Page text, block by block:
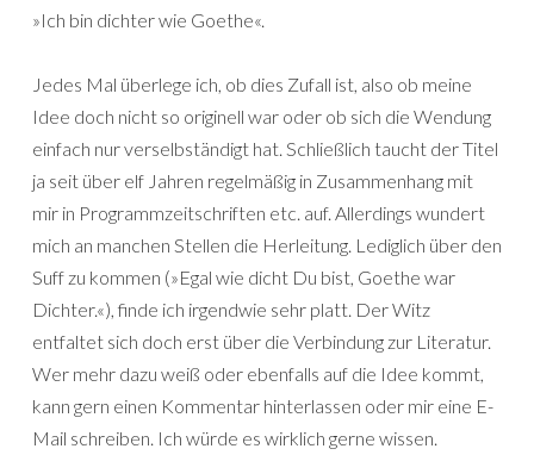
»Ich bin dichter wie Goethe«.
Jedes Mal überlege ich, ob dies Zufall ist, also ob meine
Idee doch nicht so originell war oder ob sich die Wendung
einfach nur verselbständigt hat. Schließlich taucht der Titel
ja seit über elf Jahren regelmäßig in Zusammenhang mit
mir in Programmzeitschriften etc. auf. Allerdings wundert
mich an manchen Stellen die Herleitung. Lediglich über den
Suff zu kommen (»Egal wie dicht Du bist, Goethe war
Dichter.«), finde ich irgendwie sehr platt. Der Witz
entfaltet sich doch erst über die Verbindung zur Literatur.
Wer mehr dazu weiß oder ebenfalls auf die Idee kommt,
kann gern einen Kommentar hinterlassen oder mir eine E-
Mail schreiben. Ich würde es wirklich gerne wissen.